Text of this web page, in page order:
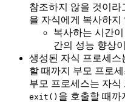
참조하지 않을 것이
을 자식에게 복사하지
복사하는 시간
간의 성능 향상
생성된 자식 프로세스
할 때까지 부모 프로
부모 프로세스는 자식
exit() 을 호출할 때까